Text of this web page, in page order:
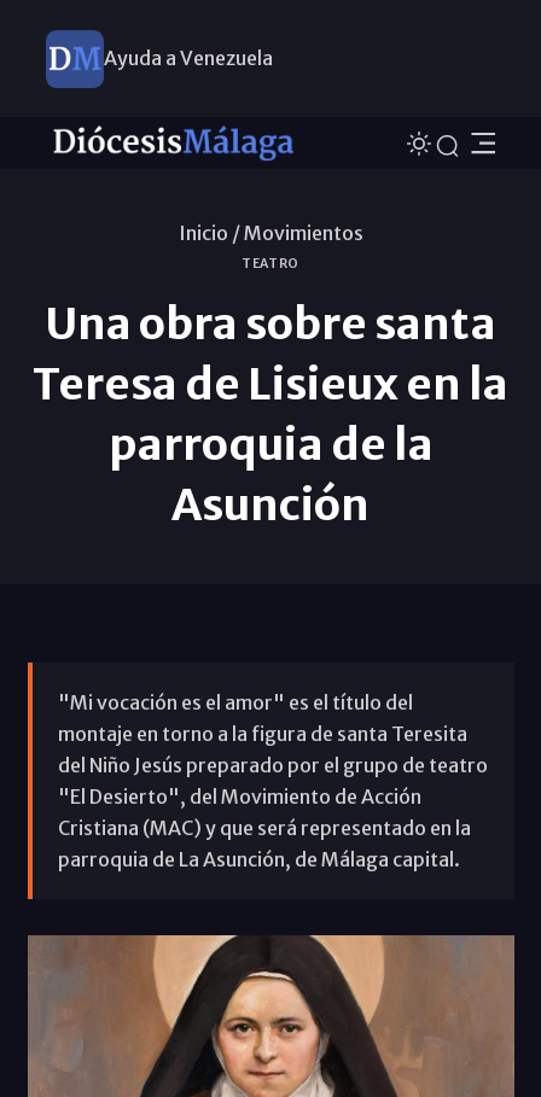
Ayuda a Venezuela
Inicio /Movimientos
TEATRO
Una obra sobre santa
Teresa de Lisieux en la
parroquia de la
Asunción
"Mi vocación es el amor" es el título del
montaje en torno a la figura de santa Teresita
del Niño Jesús preparado por el grupo de teatro
"El Desierto", del Movimiento de Acción
Cristiana (MAC) y que será representado en la
parroquia de La Asunción, de Málaga capital.